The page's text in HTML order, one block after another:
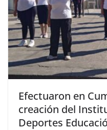
Efectuaron en
creación del
Deportes